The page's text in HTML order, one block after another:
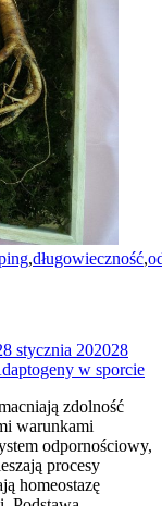
,długowieczność,
stycznia 202028
w sporcie
zdolność
warunkami
odpornościowy,
procesy
homeostazę